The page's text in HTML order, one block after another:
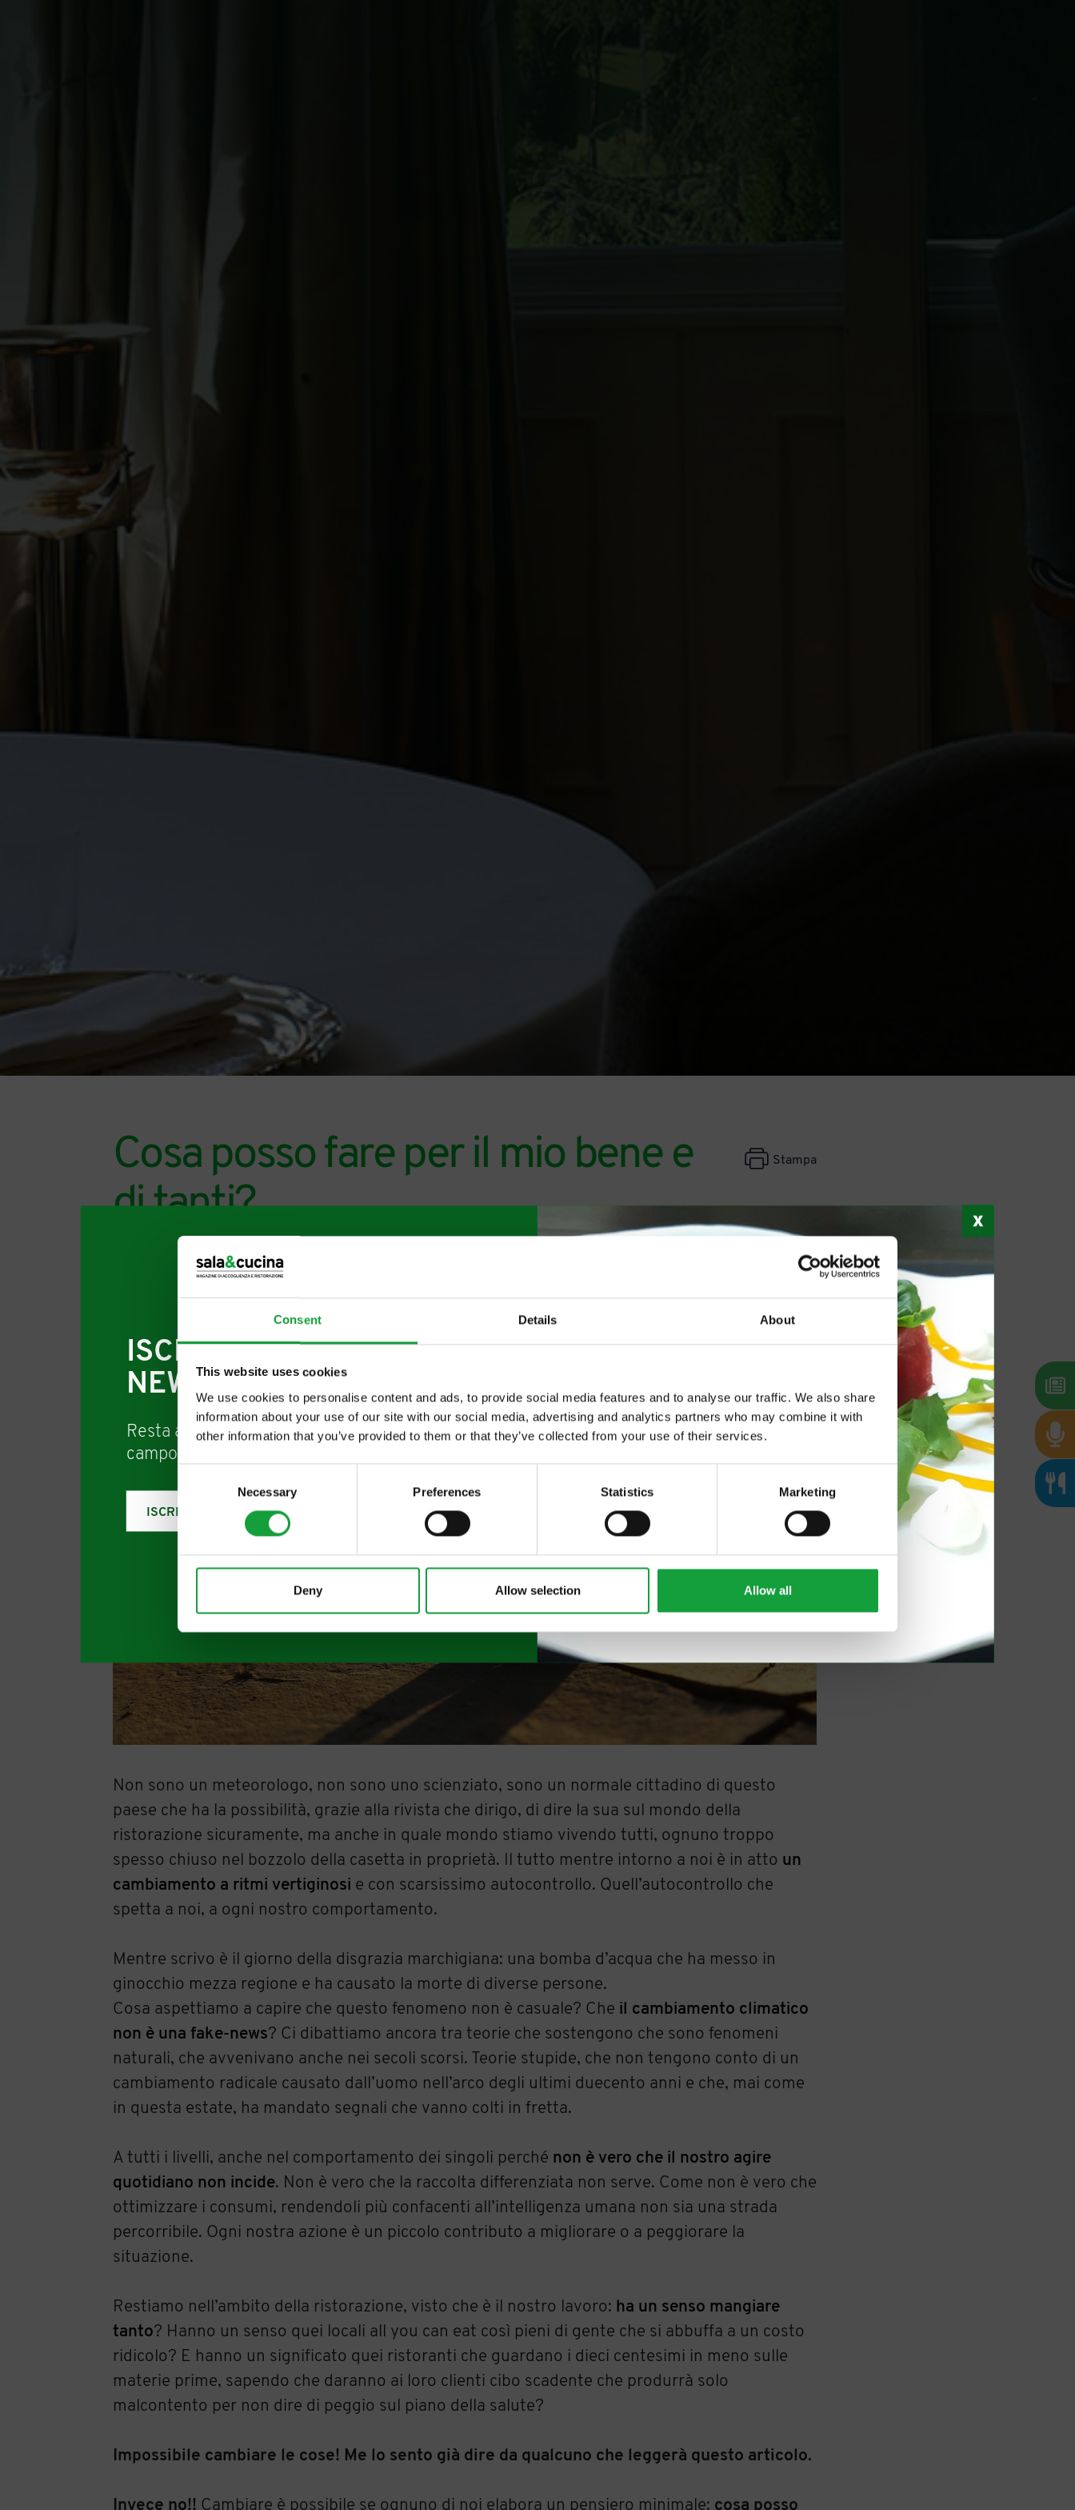
Consent Details About
This website uses cookies
We use cookies to personalise content and ads, to provide social media features and to analyse our traffic. We also share
information about your use of our site with our social media, advertising and analytics partners who may combine it with
other information that you’ve provided to them or that they’ve collected from your use of their services.
Selection
Necessary Preferences Statistics Marketing
Deny Allow selection Allow all
Cosa posso fare per il mio bene e
di tanti?
Stampa
Non sono un meteorologo, non sono uno scienziato, sono un normale cittadino di questo
paese che ha la possibilità, grazie alla rivista che dirigo, di dire la sua sul mondo della
ristorazione sicuramente, ma anche in quale mondo stiamo vivendo tutti, ognuno troppo
spesso chiuso nel bozzolo della casetta in proprietà. Il tutto mentre intorno a noi è in atto un
cambiamento a ritmi vertiginosi e con scarsissimo autocontrollo. Quell’autocontrollo che
spetta a noi, a ogni nostro comportamento.
Mentre scrivo è il giorno della disgrazia marchigiana: una bomba d’acqua che ha messo in
ginocchio mezza regione e ha causato la morte di diverse persone.
Cosa aspettiamo a capire che questo fenomeno non è casuale? Che il cambiamento climatico
non è una fake-news? Ci dibattiamo ancora tra teorie che sostengono che sono fenomeni
naturali, che avvenivano anche nei secoli scorsi. Teorie stupide, che non tengono conto di un
cambiamento radicale causato dall’uomo nell’arco degli ultimi duecento anni e che, mai come
in questa estate, ha mandato segnali che vanno colti in fretta.
A tutti i livelli, anche nel comportamento dei singoli perché non è vero che il nostro agire
quotidiano non incide. Non è vero che la raccolta differenziata non serve. Come non è vero che
ottimizzare i consumi, rendendoli più confacenti all’intelligenza umana non sia una strada
percorribile. Ogni nostra azione è un piccolo contributo a migliorare o a peggiorare la
situazione.
Restiamo nell’ambito della ristorazione, visto che è il nostro lavoro: ha un senso mangiare
tanto? Hanno un senso quei locali all you can eat così pieni di gente che si abbuffa a un costo
ridicolo? E hanno un significato quei ristoranti che guardano i dieci centesimi in meno sulle
materie prime, sapendo che daranno ai loro clienti cibo scadente che produrrà solo
malcontento per non dire di peggio sul piano della salute?
Impossibile cambiare le cose! Me lo sento già dire da qualcuno che leggerà questo articolo.
Invece no!! Cambiare è possibile se ognuno di noi elabora un pensiero minimale: cosa posso
ISCRIVITI ALLA
NEWSLETTER
Resta aggiornato su tutte le ultime novita nel
campo della ristorazione e del food.
ISCRIVITI